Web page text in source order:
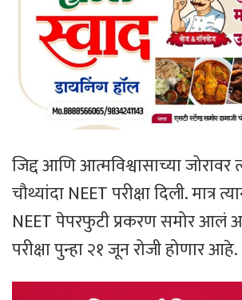
जिद्द आणि आत्मविश्वासाच्या जोरावर
चौथ्यांदा NEET परीक्षा दिली. मात्र
NEET पेपरफुटी प्रकरण समोर आलं
परीक्षा पुन्हा २१ जून रोजी होणार आहे.